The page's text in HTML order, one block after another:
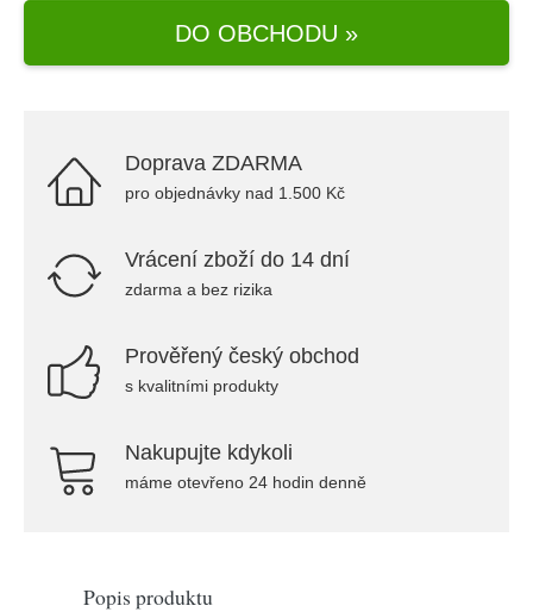
DO OBCHODU »
Doprava ZDARMA
pro objednávky nad 1.500 Kč
Vrácení zboží do 14 dní
zdarma a bez rizika
Prověřený český obchod
s kvalitními produkty
Nakupujte kdykoli
máme otevřeno 24 hodin denně
Popis produktu